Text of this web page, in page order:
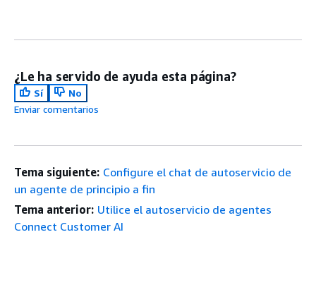
¿Le ha servido de ayuda esta página?
Sí
No
Enviar comentarios
Tema siguiente: Configure el chat de autoservicio de
un agente de principio a fin
Tema anterior: Utilice el autoservicio de agentes
Connect Customer AI